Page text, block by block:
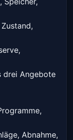
drei Angebote
Abnahme,